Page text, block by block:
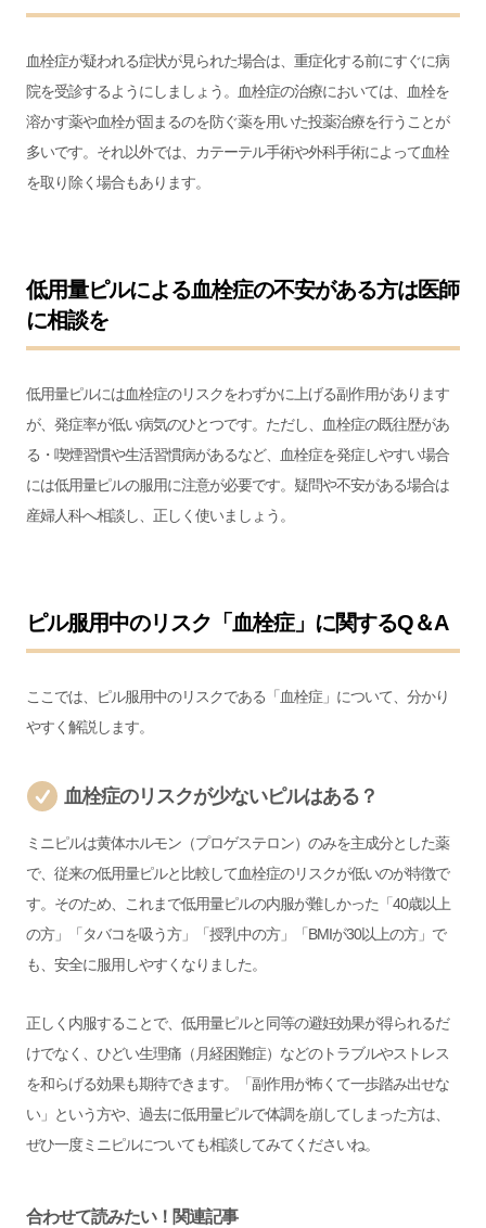
血栓症が疑われる症状が見られた場合は、重症化する前にすぐに病
院を受診するようにしましょう。血栓症の治療においては、血栓を
溶かす薬や血栓が固まるのを防ぐ薬を用いた投薬治療を行うことが
多いです。それ以外では、カテーテル手術や外科手術によって血栓
を取り除く場合もあります。
低用量ピルによる血栓症の不安がある方は医師
に相談を
低用量ピルには血栓症のリスクをわずかに上げる副作用があります
が、発症率が低い病気のひとつです。ただし、血栓症の既往歴があ
る・喫煙習慣や生活習慣病があるなど、血栓症を発症しやすい場合
には低用量ピルの服用に注意が必要です。疑問や不安がある場合は
産婦人科へ相談し、正しく使いましょう。
ピル服用中のリスク「血栓症」に関するQ＆A
ここでは、ピル服用中のリスクである「血栓症」について、分かり
やすく解説します。
血栓症のリスクが少ないピルはある？
ミニピルは黄体ホルモン（プロゲステロン）のみを主成分とした薬
で、従来の低用量ピルと比較して血栓症のリスクが低いのが特徴で
す。そのため、これまで低用量ピルの内服が難しかった「40歳以上
の方」「タバコを吸う方」「授乳中の方」「BMIが30以上の方」で
も、安全に服用しやすくなりました。
正しく内服することで、低用量ピルと同等の避妊効果が得られるだ
けでなく、ひどい生理痛（月経困難症）などのトラブルやストレス
を和らげる効果も期待できます。「副作用が怖くて一歩踏み出せな
い」という方や、過去に低用量ピルで体調を崩してしまった方は、
ぜひ一度ミニピルについても相談してみてくださいね。
合わせて読みたい！関連記事